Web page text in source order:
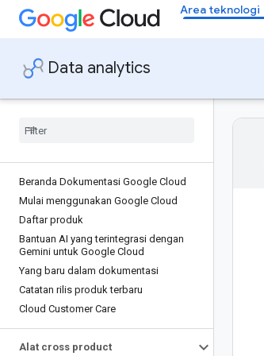
Area teknologi
Data analytics
Beranda Dokumentasi Google Cloud
Mulai menggunakan Google Cloud
Daftar produk
Bantuan AI yang terintegrasi dengan
Gemini untuk Google Cloud
Yang baru dalam dokumentasi
Catatan rilis produk terbaru
Cloud Customer Care
Alat cross product